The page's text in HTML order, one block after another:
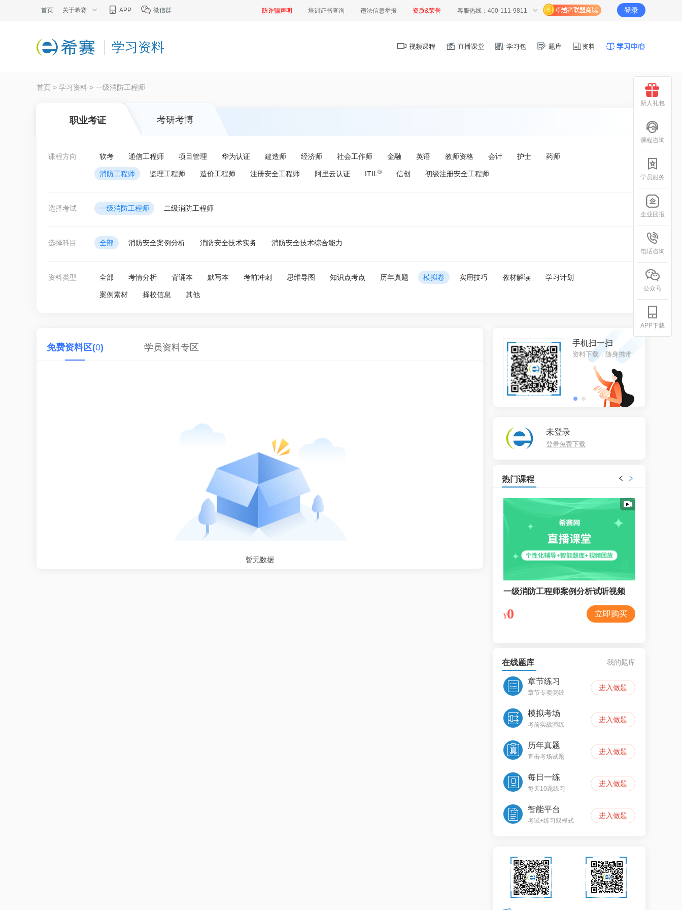
首页 关于希赛 APP 微信群 防诈骗声明 培训证书查询 违法信息举报 资质&荣誉 客服热线：400-111-9811 登录
学习资料 视频课程 直播课堂 学习包 题库 资料
首页 > 学习资料 > 一级消防工程师
职业考证 考研考博
课程方向 软考 通信工程师 项目管理 华为认证 建造师 经济师 社会工作师 金融 英语 教师资格 会计 护士 药师
消防工程师 监理工程师 造价工程师 注册安全工程师 阿里云认证 ITIL ® 信创 初级注册安全工程师
选择考试 一级消防工程师 二级消防工程师
选择科目 全部 消防安全案例分析 消防安全技术实务 消防安全技术综合能力
资料类型 全部 考情分析 背诵本 默写本 考前冲刺 思维导图 知识点考点 历年真题 模拟卷 实用技巧 教材解读 学习计划
案例素材 择校信息 其他
免费资料区(0) 学员资料专区
暂无数据
手机扫一扫
资料下载，随身携带
未登录
登录免费下载
热门课程
一级消防工程师案例分析试听视频
¥0 立即购买
在线题库 我的题库
章节练习
章节专项突破
进入做题
模拟考场
考前实战演练
进入做题
历年真题
直击考场试题
进入做题
每日一练
每天10题练习
进入做题
智能平台
考试+练习双模式
进入做题
新人礼包
课程咨询
学员服务
企业团报
电话咨询
公众号
APP下载